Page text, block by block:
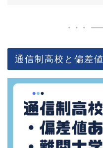
通信制高校と偏差値